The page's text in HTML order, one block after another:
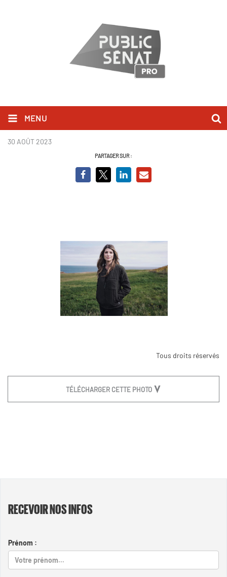
MENU
Public Senat.png
30 AOÛT 2023
PARTAGER SUR :
Tous droits réservés
TÉLÉCHARGER CETTE PHOTO
RECEVOIR NOS INFOS
Prénom :